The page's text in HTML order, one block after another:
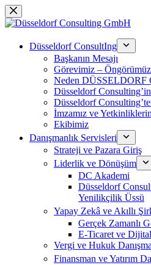
Skip
to
Düsseldorf ConsultIng
Başkanın Mesajı
Görevimiz –
Neden
Düsseldorf
Düsseldorf
İmzamız ve
Ekibimiz
Danışmanlık Servisleri
Strateji ve Pazara Giriş
Liderlik ve Dönüşüm
DC Akademi
Düsseldorf
Yenilikçilik Üssü
Yapay Zekâ ve Akıllı
Gerçek Zamanlı
E-Ticaret ve
Vergi ve Hukuk
Finansman ve Yatırım